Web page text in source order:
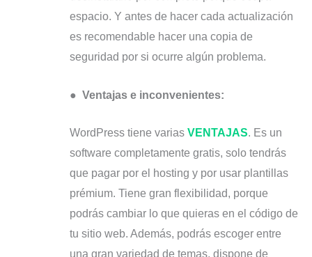
espacio. Y antes de hacer cada actualización
es recomendable hacer una copia de
seguridad por si ocurre algún problema.
● Ventajas e inconvenientes:
WordPress tiene varias VENTAJAS. Es un
software completamente gratis, solo tendrás
que pagar por el hosting y por usar plantillas
prémium. Tiene gran flexibilidad, porque
podrás cambiar lo que quieras en el código de
tu sitio web. Además, podrás escoger entre
una gran variedad de temas, dispone de